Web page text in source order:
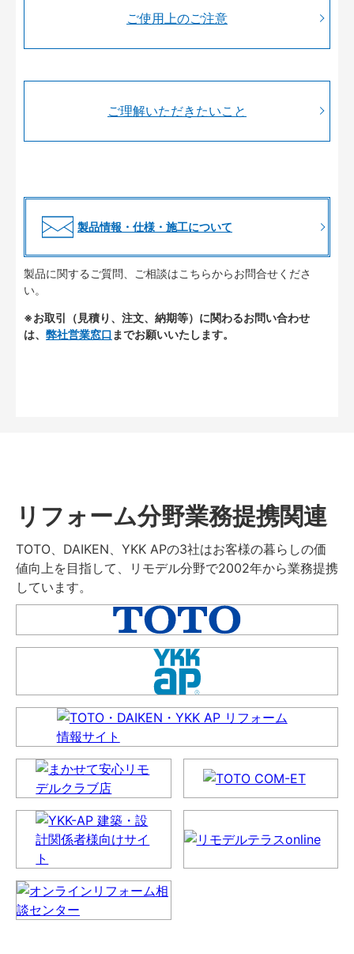
ご使用上のご注意
ご理解いただきたいこと
製品情報・仕様・施工について
製品に関するご質問、ご相談はこちらからお問合せくださ
い。
※お取引（見積り、注文、納期等）に関わるお問い合わせ
は、 弊社営業窓口 までお願いいたします。
リフォーム分野業務提携関連
TOTO、DAIKEN、YKK APの3社はお客様の暮らしの価
値向上を目指して、リモデル分野で2002年から業務提携
しています。